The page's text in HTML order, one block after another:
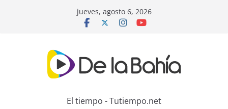
jueves, agosto 6, 2026
El tiempo - Tutiempo.net